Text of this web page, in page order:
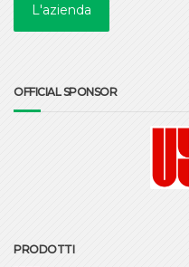
L'azienda
OFFICIAL SPONSOR
PRODOTTI